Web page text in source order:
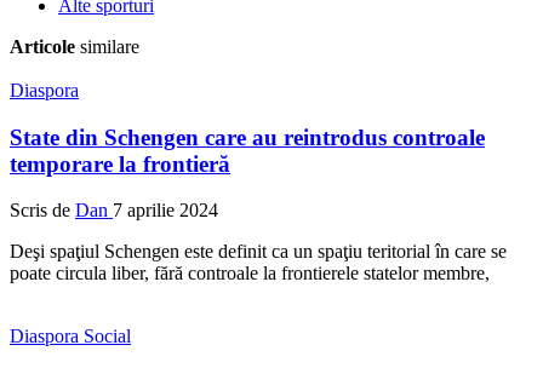
Alte sporturi
Articole similare
Diaspora
State din Schengen care au reintrodus controale
temporare la frontieră
Scris de Dan 7 aprilie 2024
Deşi spaţiul Schengen este definit ca un spaţiu teritorial în care se
poate circula liber, fără controale la frontierele statelor membre,
Diaspora Social